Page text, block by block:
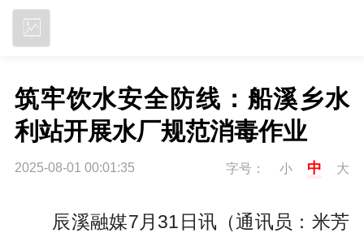
筑牢饮水安全防线：船溪乡水
利站开展水厂规范消毒作业
2025-08-01 00:01:35 字号： 小 中 大
辰溪融媒7月31日讯（通讯员：米芳